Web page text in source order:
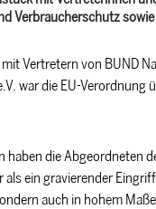
Verbraucherschutz
Vertretern von BUND
war die EU-
haben die Abgeordneten
ein gravierender
auch in hohem